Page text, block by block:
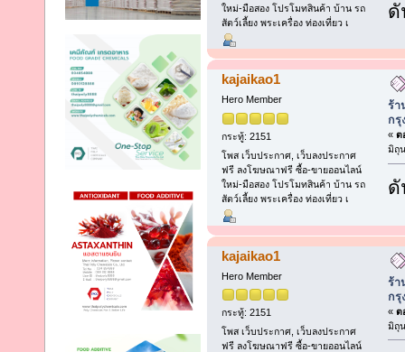
ใหม่-มือสอง โปรโมทสินค้า บ้าน รถ
สัตว์เลี้ยง พระเครื่อง ท่องเที่ยว เ
ดั
kajaikao1
Hero Member
กระทู้: 2151
โพส เว็บประกาศ, เว็บลงประกาศ
ฟรี ลงโฆษณาฟรี ซื้อ-ขายออนไลน์
ใหม่-มือสอง โปรโมทสินค้า บ้าน รถ
สัตว์เลี้ยง พระเครื่อง ท่องเที่ยว เ
ร้า
กรุ
« ต
มิถุ
ดั
kajaikao1
Hero Member
กระทู้: 2151
โพส เว็บประกาศ, เว็บลงประกาศ
ฟรี ลงโฆษณาฟรี ซื้อ-ขายออนไลน์
ร้า
กรุ
« ต
มิถุ